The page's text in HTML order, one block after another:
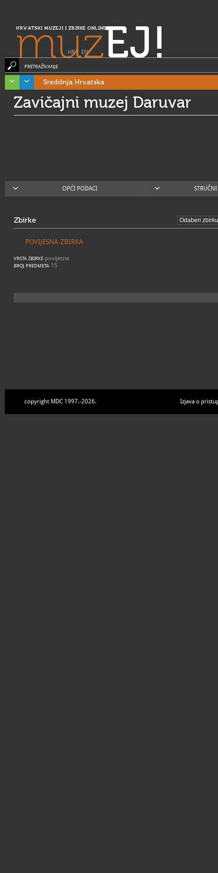
HRVATSKI MUZEJI I ZBIRKE ONLINE
muzEJ!
HR| EN
PRETRAŽIVANJE
Središnja Hrvatska
Zavičajni muzej Daruvar
OPĆI PODACI
Zbirke
POVIJESNA ZBIRKA
VRSTA ZBIRKE povijesna
BROJ PREDMETA 15
copyright MDC 1997.-2026. Izjava o